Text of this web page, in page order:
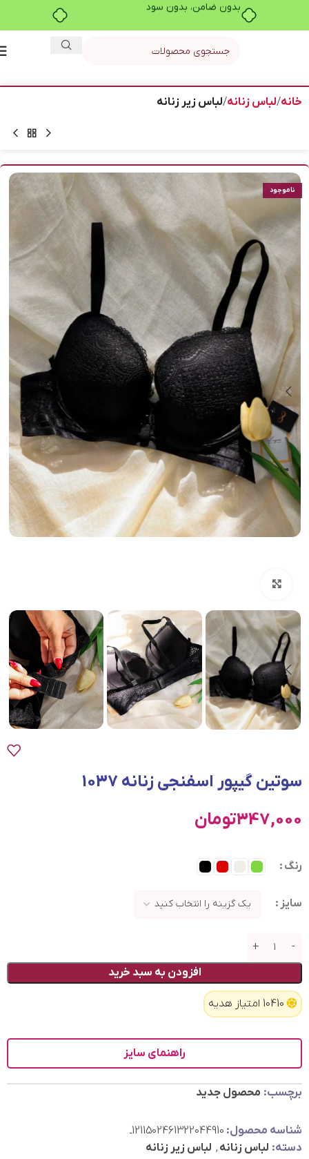
بدون ضامن، بدون سود
خانه لباس زنانه لباس زیر زنانه
ناموجود
سوتین گیپور اسفنجی زنانه 1037
347,000تومان
رنگ
سایز
افزودن به سبد خرید
10410 امتیاز هدیه
راهنمای سایز
برچسب: محصول جدید
شناسه محصول: 1211502461322044910ـ
دسته: لباس زنانه , لباس زیر زنانه